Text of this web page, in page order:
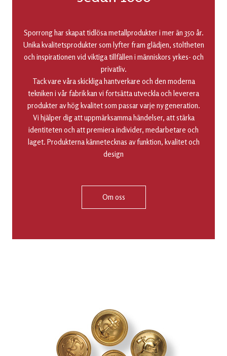
Sporrong har skapat tidlösa metallprodukter i mer än 350 år.
Unika kvalitetsprodukter som lyfter fram glädjen, stoltheten
och inspirationen vid viktiga tillfällen i människors yrkes- och
privatliv.
Tack vare våra skickliga hantverkare och den moderna
tekniken i vår fabrik kan vi fortsätta utveckla och leverera
produkter av hög kvalitet som passar varje ny generation.
Vi hjälper dig att uppmärksamma händelser, att stärka
identiteten och att premiera individer, medarbetare och
laget. Produkterna kännetecknas av funktion, kvalitet och
design
Om oss